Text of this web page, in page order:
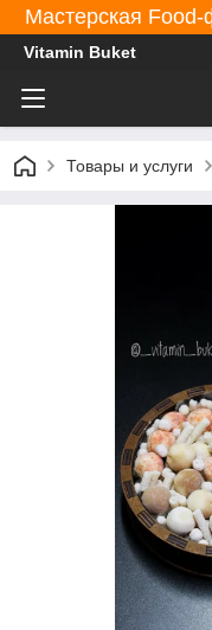
Мастерская
Vitamin Buket
Товары и услуги